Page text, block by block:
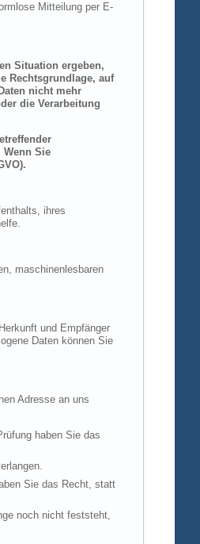
Mitteilung per E-
Situation ergeben,
Rechtsgrundlage, auf
nicht mehr
die Verarbeitung
Sie
ihres
maschinenlesbaren
und Empfänger
Daten können Sie
Adresse an uns
haben Sie das
Sie das Recht, statt
noch nicht feststeht,